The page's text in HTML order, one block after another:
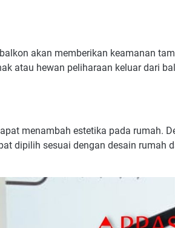
akan memberikan keamanan
atau hewan peliharaan keluar dari
menambah estetika pada rumah.
dipilih sesuai dengan desain rumah